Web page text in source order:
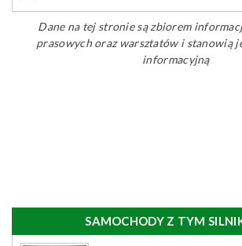
Dane na tej stronie są zbiorem
prasowych oraz warsztatów i stanowią
informacyjną
SAMOCHODY Z TYM